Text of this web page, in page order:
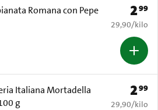
Romana con Pepe
Prijs:
299
€ 29,90 per
29,90/kilo
Italiana Mortadella
g
Prijs:
299
€ 29,90 per
29,90/kilo